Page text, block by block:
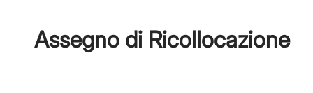
Assegno di Ricollocazione